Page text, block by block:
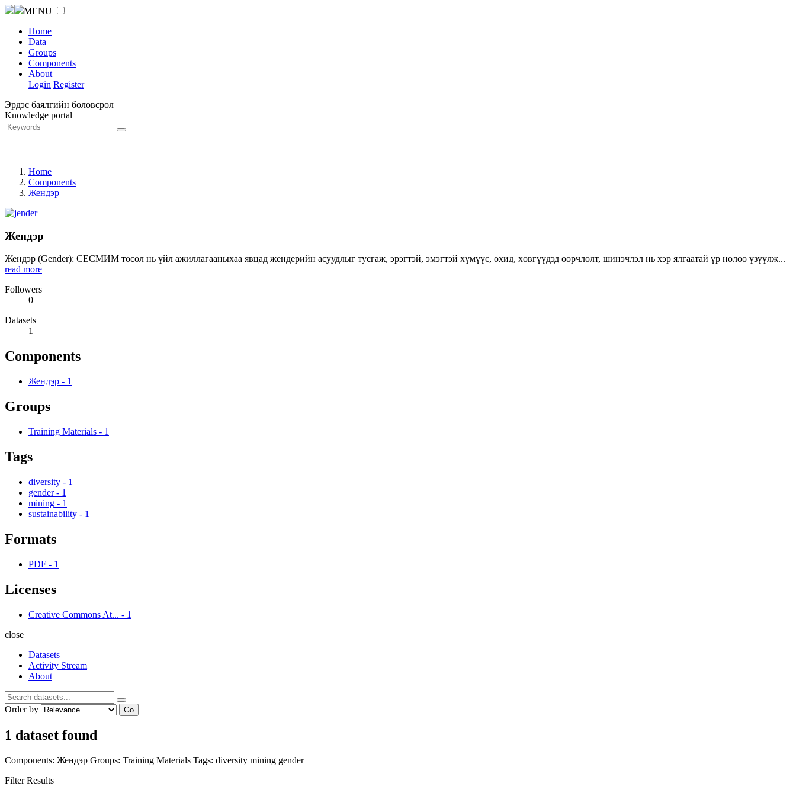
MENU
Home
Data
Groups
Components
About
Login Register
Эрдэс баялгийн боловсрол
Knowledge portal
Home
Components
Жендэр
Жендэр
Жендэр (Gender): СЕСМИМ төсөл нь үйл ажиллагааныхаа явцад жендерийн асуудлыг тусгаж, эрэгтэй, эмэгтэй хүмүүс, охид, хөвгүүдэд өөрчлөлт, шинэчлэл нь хэр ялгаатай үр нөлөө үзүүлж...
read more
Followers
0
Datasets
1
Components
Жендэр - 1
Groups
Training Materials - 1
Tags
diversity - 1
gender - 1
mining - 1
sustainability - 1
Formats
PDF - 1
Licenses
Creative Commons At... - 1
close
Datasets
Activity Stream
About
Order by Go
1 dataset found
Components: Жендэр Groups: Training Materials Tags: diversity mining gender
Filter Results